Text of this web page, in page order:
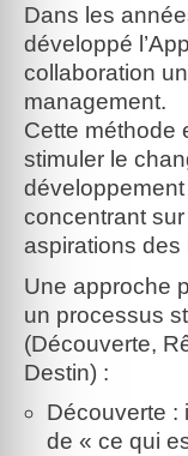
Dans les
développé
collaboration
management.
Cette méthode
stimuler le
concentrant
aspirations
Une approche
un processus
(Découverte,
Destin) :
Découverte :
de « ce qui